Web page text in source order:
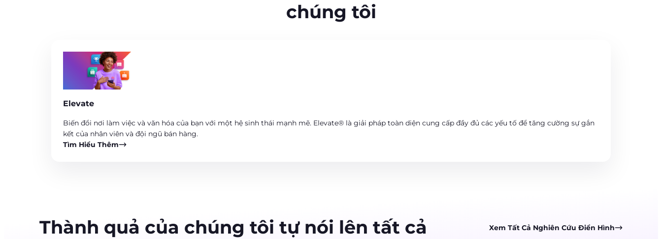
chúng tôi
Elevate
Biến đổi nơi làm việc và văn hóa của bạn với một hệ sinh thái mạnh mẽ. Elevate® là giải pháp toàn diện cung cấp đầy đủ các yếu tố để tăng cường sự gắn
kết của nhân viên và đội ngũ bán hàng.
Tìm Hiểu Thêm
Thành quả của chúng tôi tự nói lên tất cả Xem Tất Cả Nghiên Cứu Điển Hình